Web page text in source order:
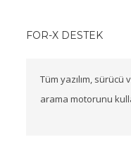
FOR-X DESTEK
Tüm yazılım,
arama motorunu